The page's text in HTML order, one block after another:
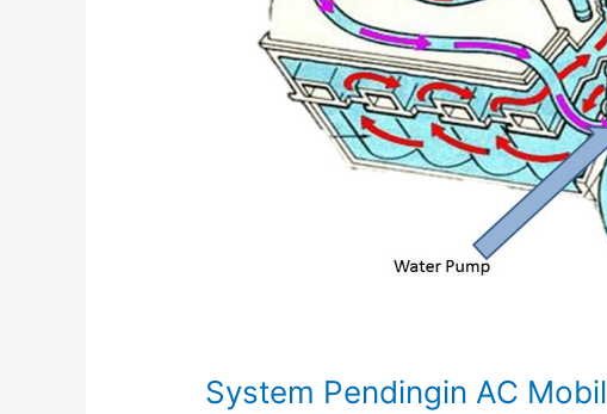
System Pendingin AC Mobil